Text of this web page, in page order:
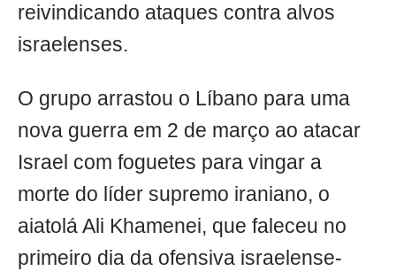
reivindicando ataques contra alvos
israelenses.
O grupo arrastou o Líbano para uma
nova guerra em 2 de março ao atacar
Israel com foguetes para vingar a
morte do líder supremo iraniano, o
aiatolá Ali Khamenei, que faleceu no
primeiro dia da ofensiva israelense-